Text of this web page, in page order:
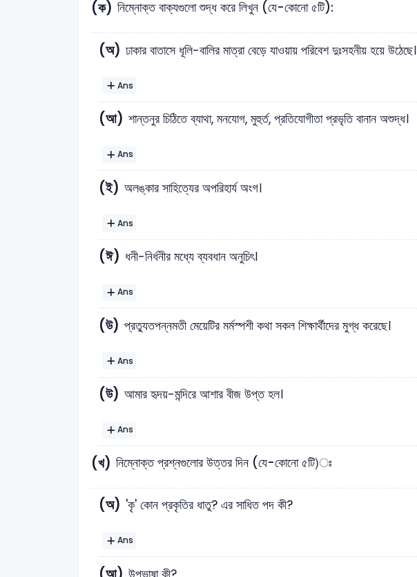
(ক) নিম্নোক্ত বাক্যগুলো শুদ্ধ করে লিখুন (যে-কোনো ৫টি):
(অ) ঢাকার বাতাসে ধূলি-বালির মাত্রা বেড়ে যাওয়ায় পরিবেশ দুঃসহনীয় হয়ে উঠেছে।
Ans
(আ) শান্তনুর চিঠিতে ব্যাথা, মনযোগ, মুহুর্ত, প্রতিযোগীতা প্রভৃতি বানান অশুদ্ধ।
Ans
(ই) অলঙ্কার সাহিত্যের অপরিহার্য অংগ।
Ans
(ঈ) ধনী-নির্ধনীর মধ্যে ব্যবধান অনুচিৎ।
Ans
(উ) প্রত্যুতপন্নমতী মেয়েটির মর্মস্পশী কথা সকল শিক্ষার্থীদের মুগ্ধ করেছে।
Ans
(উ) আমার হৃদয়-মন্দিরে আশার বীজ উপ্ত হল।
Ans
(খ) নিম্নোক্ত প্রশ্নগুলোর উত্তর দিন (যে-কোনো ৫টি)ঃ
(অ) 'কৃ' কোন প্রকৃতির ধাতু? এর সাধিত পদ কী?
Ans